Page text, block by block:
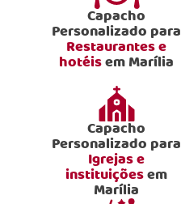
Capacho
Personalizado para
Restaurantes e
hotéisem Marília
Capacho
Personalizado para
Igrejas e
instituiçõesem
Marília